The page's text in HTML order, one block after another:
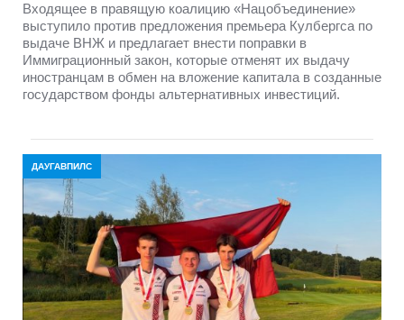
Входящее в правящую коалицию «Нацобъединение»
выступило против предложения премьера Кулбергса по
выдаче ВНЖ и предлагает внести поправки в
Иммиграционный закон, которые отменят их выдачу
иностранцам в обмен на вложение капитала в созданные
государством фонды альтернативных инвестиций.
ДАУГАВПИЛС